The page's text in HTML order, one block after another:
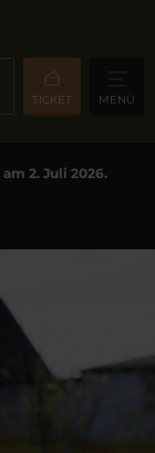
TICKET MENÜ
2. Juli 2026.